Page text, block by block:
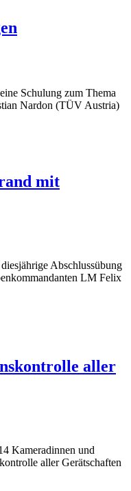
Schulung zum Thema
Nardon (TÜV Austria)
mit
Abschlussübung
LM Felix
aller
Kameradinnen und
aller Gerätschaften